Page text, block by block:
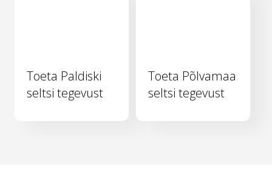
Toeta Paldiski
seltsi tegevust
Toeta Põlvamaa
seltsi tegevust